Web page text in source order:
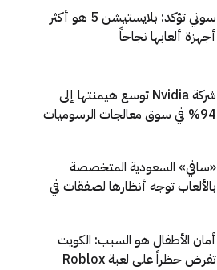
سوني تؤكد: بلايستيشن 5 هو أكثر
أجهزة ألعابها نجاحاً
شركة Nvidia توسع هيمنتها إلى
94% في سوق معالجات الرسوميات
«سافي» السعودية المتخصصة
بالألعاب توجه أنظارها لصفقات في
أمان الأطفال هو السبب: الكويت
تفرض حظراً على لعبة Roblox